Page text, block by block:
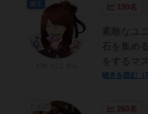
190名
素敵なユ
石を集め
をするマ
続きを読む（
国王
260名